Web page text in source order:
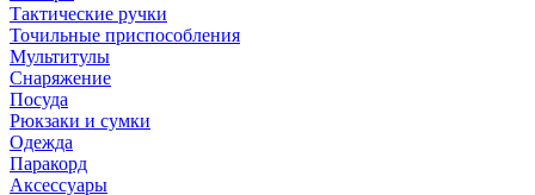
Тактические ручки
Точильные приспособления
Мультитулы
Снаряжение
Посуда
Рюкзаки и сумки
Одежда
Паракорд
Аксессуары